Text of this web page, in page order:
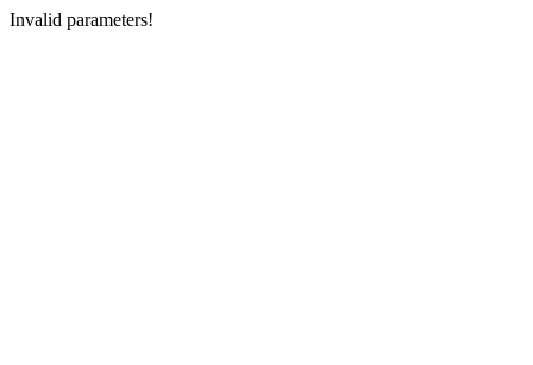
Invalid parameters!